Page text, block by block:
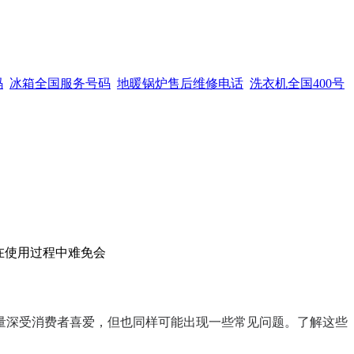
冰箱全国服务号码 地暖锅炉售后维修电话 洗衣机全国400号
使用过程中难免会
受消费者喜爱，但也同样可能出现一些常见问题。了解这些